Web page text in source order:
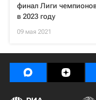
финал Лиги
в 2023 году
09 мая 2021